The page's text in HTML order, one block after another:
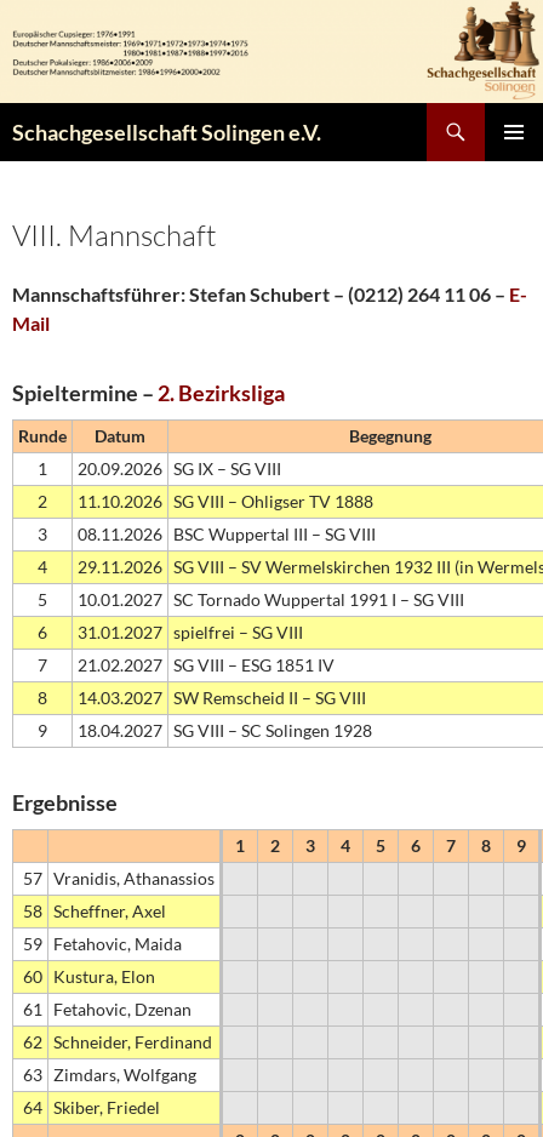
Inhalt
springen
Schachgesellschaft Solingen e.V.
VIII. Mannschaft
Mannschaftsführer: Stefan Schubert – (0212) 264 11 06 – E-
Mail
Spieltermine – 2. Bezirksliga
Runde Datum
Begegnung
1
20.09.2026 SG IX – SG VIII
2
11.10.2026 SG VIII – Ohligser TV 1888
3
08.11.2026 BSC Wuppertal III – SG VIII
4
29.11.2026 SG VIII – SV Wermelskirchen 1932 III (in
5
10.01.2027 SC Tornado Wuppertal 1991 I – SG VIII
6
31.01.2027 spielfrei – SG VIII
7
21.02.2027 SG VIII – ESG 1851 IV
8
14.03.2027 SW Remscheid II – SG VIII
9
18.04.2027 SG VIII – SC Solingen 1928
Ergebnisse
1 2 3 4 5 6 7 8
9
57 Vranidis, Athanassios
58 Scheffner, Axel
59 Fetahovic, Maida
60 Kustura, Elon
61
Fetahovic, Dzenan
62 Schneider, Ferdinand
63 Zimdars, Wolfgang
64 Skiber, Friedel